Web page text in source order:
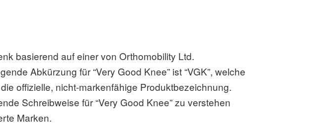
basierend auf einer von Orthomobility Ltd.
Abkürzung für “Very Good Knee” ist “VGK”, welche
offizielle, nicht-markenfähige Produktbezeichnung.
Schreibweise für “Very Good Knee” zu verstehen
Marken.